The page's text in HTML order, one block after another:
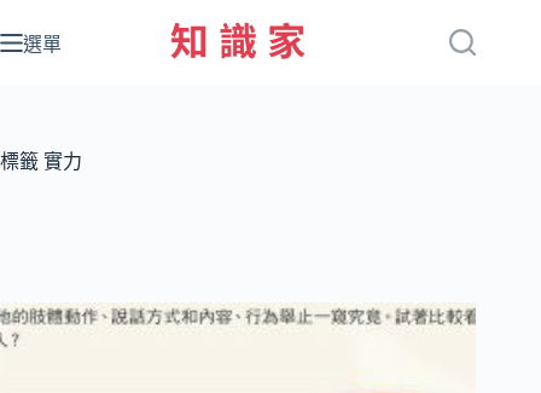
至
容
選單
標籤 實力